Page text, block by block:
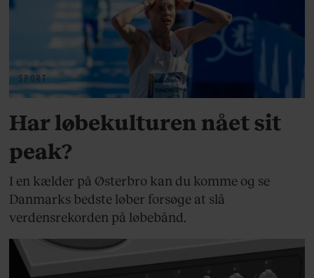
SPORT
Har løbekulturen nået sit
peak?
I en kælder på Østerbro kan du komme og se
Danmarks bedste løber forsøge at slå
verdensrekorden på løbebånd.